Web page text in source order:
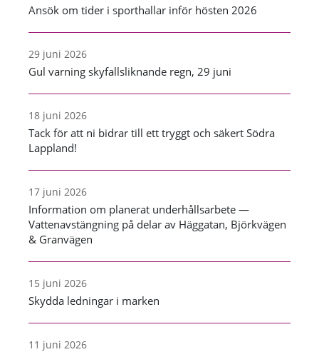
Ansök om tider i sporthallar inför hösten 2026
29 juni 2026
Gul varning skyfallsliknande regn, 29 juni
18 juni 2026
Tack för att ni bidrar till ett tryggt och säkert Södra
Lappland!
17 juni 2026
Information om planerat underhållsarbete —
Vattenavstängning på delar av Häggatan, Björkvägen
& Granvägen
15 juni 2026
Skydda ledningar i marken
11 juni 2026